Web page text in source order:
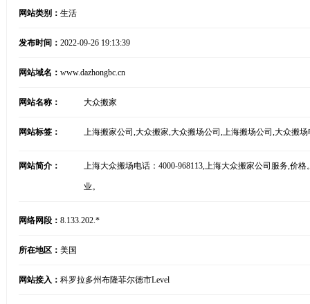
网站类别： 生活
发布时间： 2022-09-26 19:13:39
网站域名： www.dazhongbc.cn
网站名称： 大众搬家
网站标签： 上海搬家公司,大众搬家,大众搬场公司,上海搬场公司,大众搬场
网站简介： 上海大众搬场电话：4000-968113,上海大众搬家公司服务,价
业。
网络网段： 8.133.202.*
所在地区： 美国
网站接入： 科罗拉多州布隆菲尔德市Level